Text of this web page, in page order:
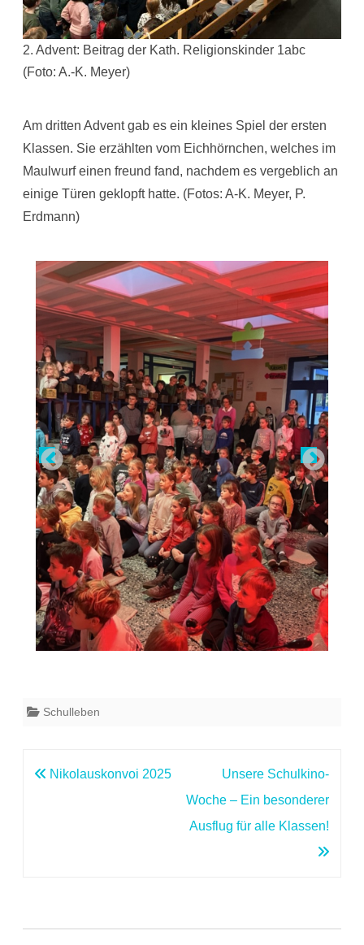
2. Advent: Beitrag der Kath. Religionskinder 1abc
(Foto: A.-K. Meyer)
Am dritten Advent gab es ein kleines Spiel der ersten
Klassen. Sie erzählten vom Eichhörnchen, welches im
Maulwurf einen freund fand, nachdem es vergeblich an
einige Türen geklopft hatte. (Fotos: A-K. Meyer, P.
Erdmann)
Schulleben
Beitragsnavigation
Nikolauskonvoi 2025
Unsere Schulkino-
Woche – Ein besonderer
Ausflug für alle Klassen!